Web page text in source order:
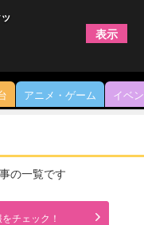
アニメ・ゲーム イベ
の一覧です
チェック！
表示